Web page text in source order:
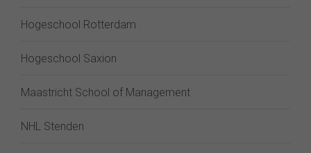
Hogeschool Rotterdam
Hogeschool Saxion
Maastricht School of Management
NHL Stenden